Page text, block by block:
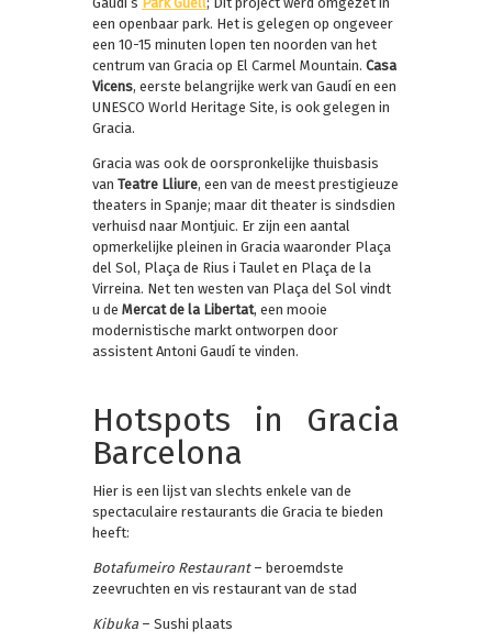
een openbaar park. Het is gelegen op ongeveer
een 10-15 minuten lopen ten noorden van het
centrum van Gracia op El Carmel Mountain. Casa
Vicens, eerste belangrijke werk van Gaudí en een
UNESCO World Heritage Site, is ook gelegen in
Gracia.
Gracia was ook de oorspronkelijke thuisbasis
van Teatre Lliure, een van de meest prestigieuze
theaters in Spanje; maar dit theater is sindsdien
verhuisd naar Montjuic. Er zijn een aantal
opmerkelijke pleinen in Gracia waaronder Plaça
del Sol, Plaça de Rius i Taulet en Plaça de la
Virreina. Net ten westen van Plaça del Sol vindt
u de Mercat de la Libertat, een mooie
modernistische markt ontworpen door
assistent Antoni Gaudí te vinden.
Hotspots in Gracia
Barcelona
Hier is een lijst van slechts enkele van de
spectaculaire restaurants die Gracia te bieden
heeft:
Botafumeiro Restaurant– beroemdste
zeevruchten en vis restaurant van de stad
Kibuka – Sushi plaats